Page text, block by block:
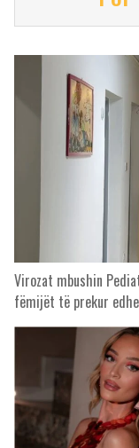
Virozat mbushin
fëmijët të prekur